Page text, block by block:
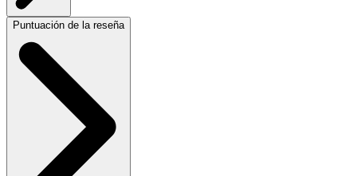
Puntuación de la reseña